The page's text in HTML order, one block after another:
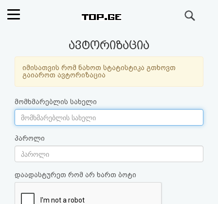
ფოსტა
კითხვა-
პასუხი
ავტორიზაცია
რეგისტრაცია
ავტორიზაცია
იმისათვის რომ ნახოთ სტატისტიკა გთხოვთ
გაიაროთ ავტორიზაცია
მომხმარებლის სახელი
პაროლი
დაადასტურეთ რომ არ ხართ ბოტი